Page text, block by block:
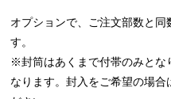
オプションで、ご注文部数と
す。
※封筒はあくまで付帯のみとな
なります。封入をご希望の場合